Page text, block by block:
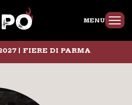
MENU
| FIERE DI PARMA